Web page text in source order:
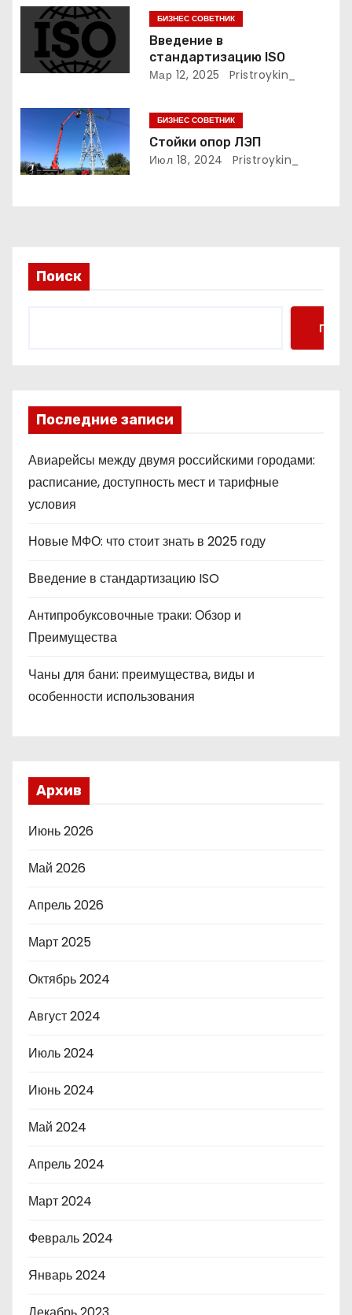
п
и
я
м
БИЗНЕС СОВЕТНИК
Введение в
стандартизацию ISO
Мар 12, 2025 Pristroykin_
БИЗНЕС СОВЕТНИК
Стойки опор ЛЭП
Июл 18, 2024 Pristroykin_
Поиск
Поиск
Последние записи
Авиарейсы между двумя российскими городами:
расписание, доступность мест и тарифные
условия
Новые МФО: что стоит знать в 2025 году
Введение в стандартизацию ISO
Антипробуксовочные траки: Обзор и
Преимущества
Чаны для бани: преимущества, виды и
особенности использования
Архив
Июнь 2026
Май 2026
Апрель 2026
Март 2025
Октябрь 2024
Август 2024
Июль 2024
Июнь 2024
Май 2024
Апрель 2024
Март 2024
Февраль 2024
Январь 2024